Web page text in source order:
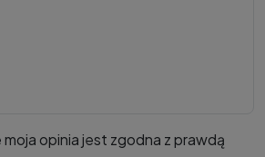
opinia jest zgodna z prawdą